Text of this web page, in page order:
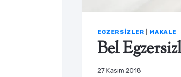
EGZERSIZLER MAKALE
Bel
27 Kasım 2018